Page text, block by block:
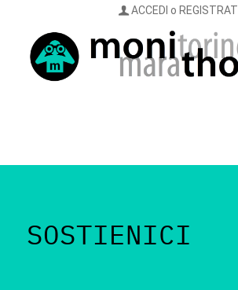
ACCEDI o REGISTRATI
SOSTIENICI